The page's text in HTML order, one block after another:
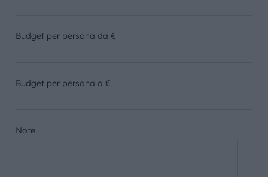
Budget per persona da €
Budget per persona a €
Note